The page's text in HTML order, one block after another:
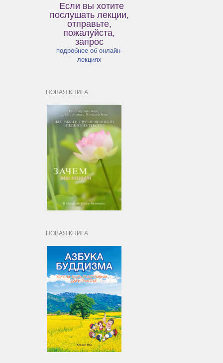
Если вы хотите
послушать лекции,
отправьте,
пожалуйста,
запрос
подробнее об онлайн-
лекциях
НОВАЯ КНИГА
НОВАЯ КНИГА